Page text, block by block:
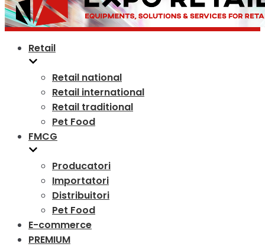
Retail
Retail national
Retail international
Retail traditional
Pet Food
FMCG
Producatori
Importatori
Distribuitori
Pet Food
E-commerce
PREMIUM